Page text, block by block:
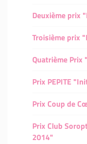
Deuxième prix
Troisième prix
Quatrième
Prix PEPITE
Prix Coup de
Prix Club
2014"